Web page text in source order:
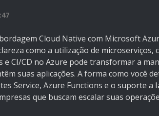
Cloud Native com Microsoft
como a utilização de microserviços,
e CI/CD no Azure pode transformar a
suas aplicações. A forma como você
Service, Azure Functions e o suporte a
que buscam escalar suas